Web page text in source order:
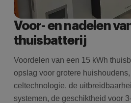
Voor- en nadelen
thuisbatterij
Voordelen van een 15 kWh
opslag voor grotere
celtechnologie, de
systemen, de geschiktheid voor